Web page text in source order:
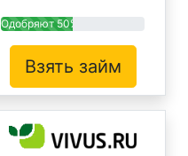
Одобряют 50%
Взять займ